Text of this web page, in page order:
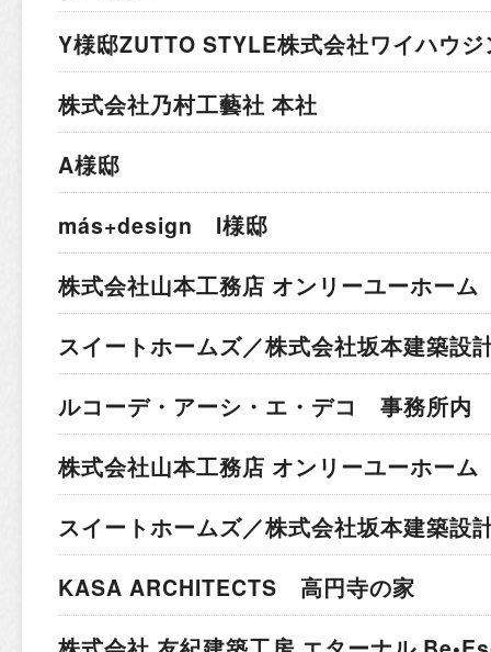
Y様邸ZUTTO STYLE株式会社ワイハウジ
株式会社乃村工藝社 本社
A様邸
más+design I様邸
株式会社山本工務店 オンリーユーホー
スイートホームズ／株式会社坂本建築
ルコーデ・アーシ・エ・デコ 事務所内
株式会社山本工務店 オンリーユーホー
スイートホームズ／株式会社坂本建築
KASA ARCHITECTS 高円寺の家